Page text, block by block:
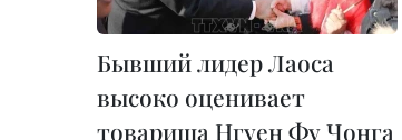
Бывший лидер Лаоса
высоко оценивает
товарища Нгуен Фу Чонга